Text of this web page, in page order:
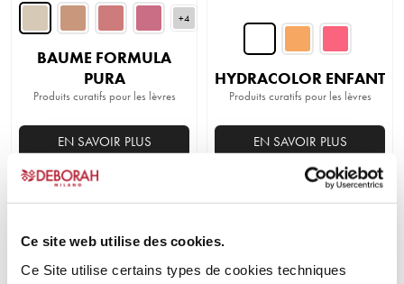
Ce site web utilise des cookies.
Ce Site utilise certains types de cookies techniques
+4
BAUME FORMULA
PURA
Produits curatifs pour les lèvres
EN SAVOIR PLUS
plusieurs
Les
HYDRACOLOR ENFANT
Produits curatifs pour les lèvres
EN SAVOIR PLUS
Ce
produit
Les